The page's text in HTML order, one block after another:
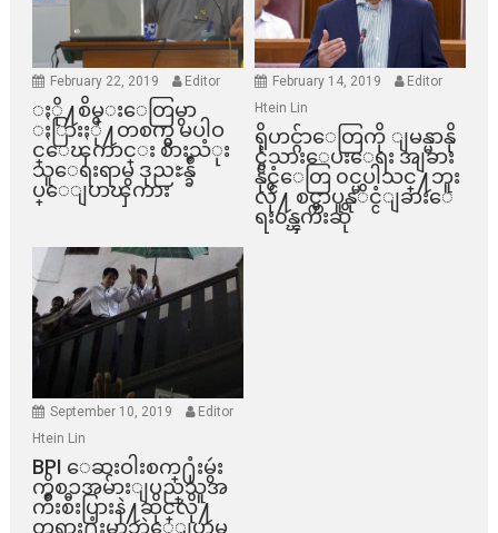
February 22, 2019 Editor
ႏို႔စိမ္းေတြမွာ
ႏြားႏို႔တစက္မွ မပါဝ
င္ေၾကာင္း စားသံုး
သူေရးရာမွ ဒုညႊန္ခ်ဳ
ပ္ေျပာၾကား
February 14, 2019
Editor
Htein Lin
ရိုဟင္ဂ်ာေတြကို ျမန္မာနို
င္ငံသားေပးေရး အျခား
နိုင္ငံေတြ ၀င္မပါသင္႔ဘူး
လို႔ စင္ကာပူနုိင္ငံျခားေ
ရး၀န္ၾကီးဆို
September 10, 2019
Editor
Htein Lin
BPI ​ေဆးဝါးစက္​႐ုံးမွဴး
ကိစၥအမ်ားျပည္​သူအ
က်ိဳးစီးပြားနဲ႔ဆိုင္​လို႔
တရား႐ုံးမွာဘဲေျပာမ